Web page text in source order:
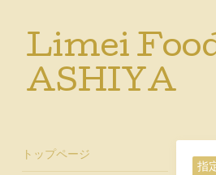
Limei
ASHIYA
指
トップページ